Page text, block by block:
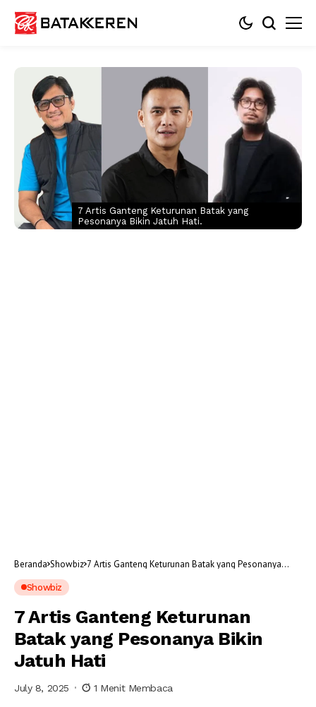
7 Artis Ganteng Keturunan Batak yang
Pesonanya Bikin Jatuh Hati.
Beranda Showbiz 7 Artis Ganteng Keturunan Batak yang Pesonanya
Showbiz
7 Artis Ganteng Keturunan
Batak yang Pesonanya Bikin
Jatuh Hati
July 8, 2025 1 Menit Membaca